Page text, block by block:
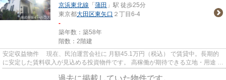
京浜東北線 「 蒲田 」駅 徒歩25分
東京都大田区東矢口 ２丁目6-4
-
築年数：築58年
階数：2階建
安定収益物件 現在、民泊運営会社に 月額45.1万円（税込） で賃貸中。長期的
に安定した賃料収入が見込める投資物件です。 高稼働が期待できる立地・用途
過去に掲載していた物件です。